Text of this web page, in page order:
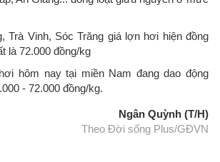
Trà Vinh, Sóc Trăng giá lợn hơi hiện đồng
là 72.000 đồng/kg
hôm nay tại miền Nam đang dao động
- 72.000 đồng/kg.
Ngân Quỳnh (T/H)
Theo Đời sống Plus/GĐVN